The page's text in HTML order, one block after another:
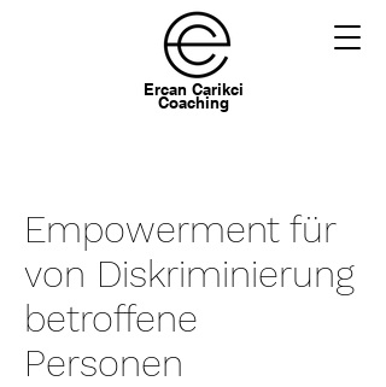
Ercan Carikci
Coaching
Empowerment für
von Diskriminierung
betroffene
Personen